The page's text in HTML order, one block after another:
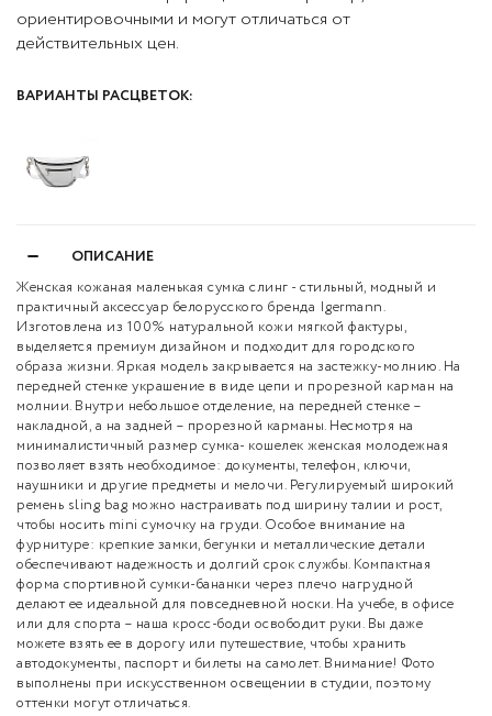
ориентировочными и могут отличаться от
действительных цен.
ВАРИАНТЫ РАСЦВЕТОК:
ОПИСАНИЕ
Женская кожаная маленькая сумка слинг - стильный, модный и
практичный аксессуар белорусского бренда Igermann.
Изготовлена из 100% натуральной кожи мягкой фактуры,
выделяется премиум дизайном и подходит для городского
образа жизни. Яркая модель закрывается на застежку-молнию. На
передней стенке украшение в виде цепи и прорезной карман на
молнии. Внутри небольшое отделение, на передней стенке –
накладной, а на задней – прорезной карманы. Несмотря на
минималистичный размер сумка- кошелек женская молодежная
позволяет взять необходимое: документы, телефон, ключи,
наушники и другие предметы и мелочи. Регулируемый широкий
ремень sling bag можно настраивать под ширину талии и рост,
чтобы носить mini сумочку на груди. Особое внимание на
фурнитуре: крепкие замки, бегунки и металлические детали
обеспечивают надежность и долгий срок службы. Компактная
форма спортивной сумки-бананки через плечо нагрудной
делают ее идеальной для повседневной носки. На учебе, в офисе
или для спорта – наша кросс-боди освободит руки. Вы даже
можете взять ее в дорогу или путешествие, чтобы хранить
автодокументы, паспорт и билеты на самолет. Внимание! Фото
выполнены при искусственном освещении в студии, поэтому
оттенки могут отличаться.